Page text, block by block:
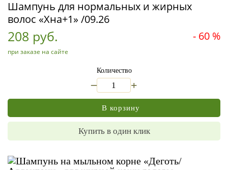
Шампунь для нормальных и жирных
волос «Хна+1» /09.26
208 руб. - 60 %
при заказе на сайте
Количество
+
В корзину
Купить в один клик